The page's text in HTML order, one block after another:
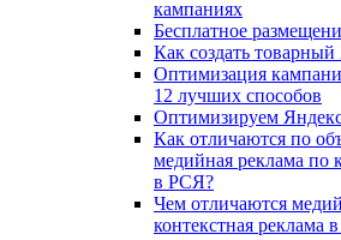
кампаниях
Бесплатное
Как создать
Оптимизация
12 лучших способов
Оптимизируем
Как отличаются по
медийная реклама по
в РСЯ?
Чем отличаются
контекстная реклама